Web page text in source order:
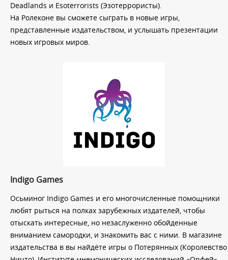
Deadlands и Esoterrorists (Эзотеррористы).
На Ролеконе вы сможете сыграть в новые игры,
представленные издательством, и услышать презентации
новых игровых миров.
Indigo Games
Осьминог Indigo Games и его многочисленные помощники
любят рыться на полках зарубежных издателей, чтобы
отыскать интересные, но незаслуженно обойденные
вниманием самородки, и знакомить вас с ними. В магазине
издательства в вы найдёте игры о Потерянных (Королевство